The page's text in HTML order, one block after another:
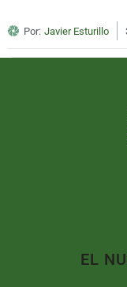
Por: Javier Esturillo
EL